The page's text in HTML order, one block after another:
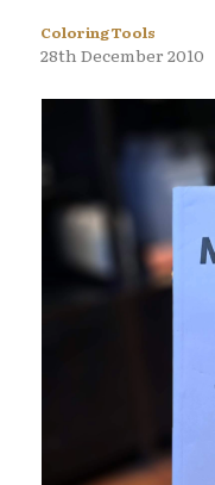
Coloring Tools
28th December 2010